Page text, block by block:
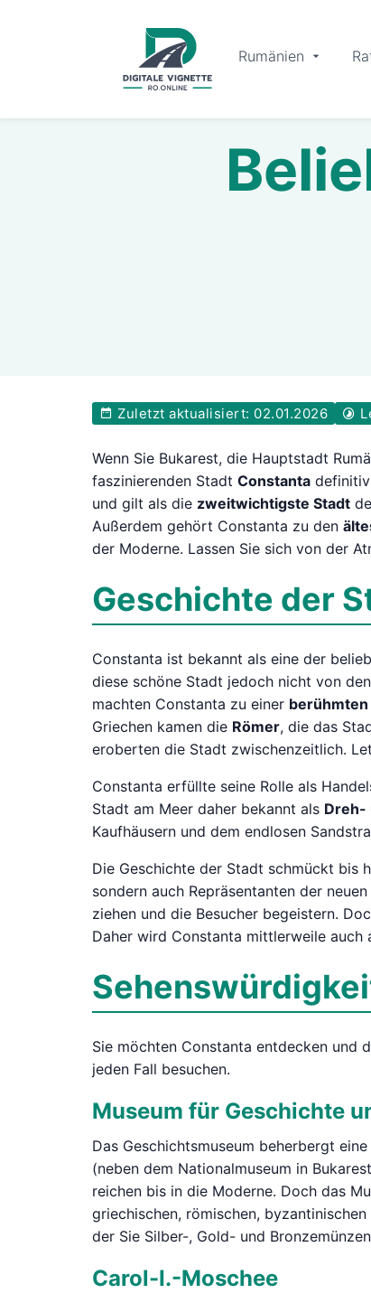
Rumänien
Zuletzt aktualisiert: 02.01.2026
Wenn Sie Bukarest, die Hauptstadt
faszinierenden Stadt Constanta
und gilt als die zweitwichtigste Stadt
Außerdem gehört Constanta zu den
der Moderne. Lassen Sie sich von der
Geschichte der
Constanta ist bekannt als eine der
diese schöne Stadt jedoch nicht von
machten Constanta zu einer
Griechen kamen die Römer, die das
eroberten die Stadt zwischenzeitlich.
Constanta erfüllte seine Rolle als
Stadt am Meer daher bekannt als Dreh-
Kaufhäusern und dem endlosen
Die Geschichte der Stadt schmückt bis
sondern auch Repräsentanten der
ziehen und die Besucher begeistern.
Daher wird Constanta mittlerweile auch
Sie möchten Constanta entdecken und
jeden Fall besuchen.
Museum für Geschichte
Das Geschichtsmuseum beherbergt
(neben dem Nationalmuseum in
reichen bis in die Moderne. Doch das
griechischen, römischen,
der Sie Silber-, Gold- und
Carol-I.-Moschee